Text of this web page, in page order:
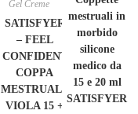
Gel Creme
SATISFYER
– FEEL
CONFIDENT
COPPA
MESTRUALE
VIOLA 15 +
mestruali in
morbido
silicone
medico da
15 e 20 ml
SATISFYER